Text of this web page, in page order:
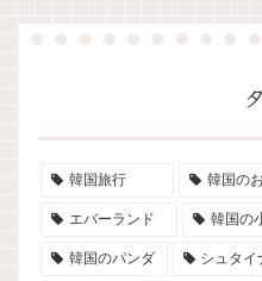
韓国旅行 韓国の
エバーランド 韓国の
韓国のパンダ シュタイ